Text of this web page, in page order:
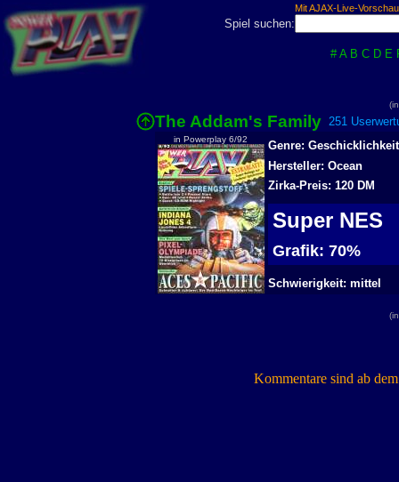
Mit AJAX-Live-
Spiel suchen:
# A B C D E
The Addam's Family251
in Powerplay 6/92
Genre: Geschicklichkeit
Hersteller: Ocean
Zirka-Preis: 120 DM
Super NES
Grafik: 70%
Schwierigkeit: mittel
Kommentare sind ab